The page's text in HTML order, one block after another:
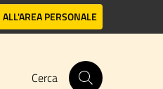
ALL'AREA PERSONALE
Cerca